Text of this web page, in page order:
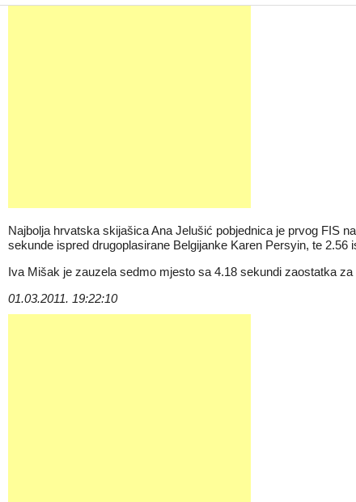
Najbolja hrvatska skijašica Ana Jelušić pobjednica je prvog FIS
sekunde ispred drugoplasirane Belgijanke Karen Persyin, te 2.56
Iva Mišak je zauzela sedmo mjesto sa 4.18 sekundi zaostatka
01.03.2011. 19:22:10